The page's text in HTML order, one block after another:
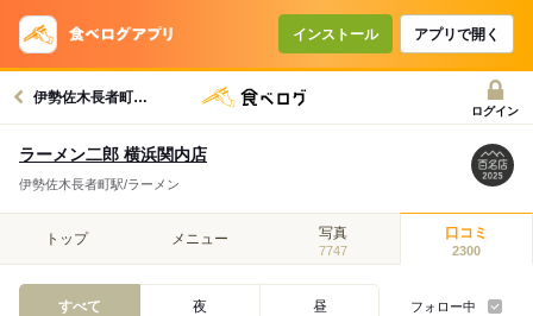
インストール アプリで開く
伊勢佐木長者町駅グルメへ
ログイン
ラーメン二郎 横浜関内店
伊勢佐木長者町駅/ラーメン
トップ メニュー 写真
7747
口コミ
2300
すべて 夜 昼 フォロー中